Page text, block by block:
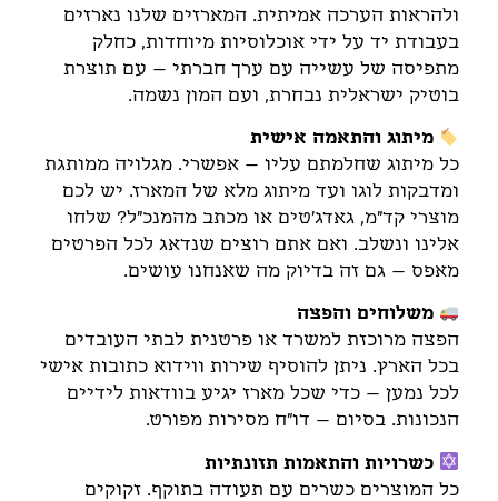
ולהראות הערכה אמיתית. המארזים שלנו נארזים
בעבודת יד על ידי אוכלוסיות מיוחדות, כחלק
מתפיסה של עשייה עם ערך חברתי – עם תוצרת
בוטיק ישראלית נבחרת, ועם המון נשמה.
מיתוג והתאמה אישית
כל מיתוג שחלמתם עליו – אפשרי. מגלויה ממותגת
ומדבקות לוגו ועד מיתוג מלא של המארז. יש לכם
מוצרי קד"מ, גאדג'טים או מכתב מהמנכ"ל? שלחו
אלינו ונשלב. ואם אתם רוצים שנדאג לכל הפרטים
מאפס – גם זה בדיוק מה שאנחנו עושים.
משלוחים והפצה
הפצה מרוכזת למשרד או פרטנית לבתי העובדים
בכל הארץ. ניתן להוסיף שירות ווידוא כתובות אישי
לכל נמען – כדי שכל מארז יגיע בוודאות לידיים
הנכונות. בסיום – דו"ח מסירות מפורט.
כשרויות והתאמות תזונתיות
כל המוצרים כשרים עם תעודה בתוקף. זקוקים